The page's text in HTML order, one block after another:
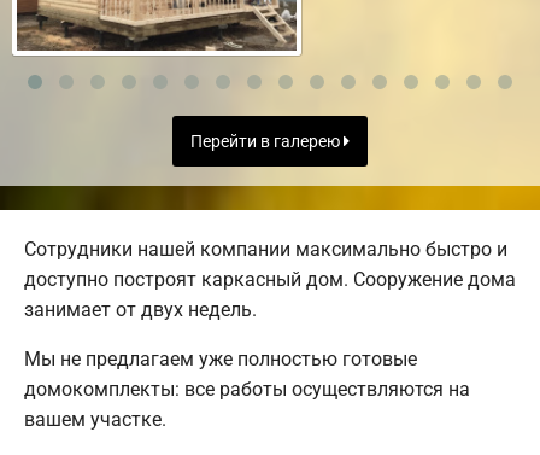
Перейти в галерею
Сотрудники нашей компании максимально быстро и
доступно построят каркасный дом. Сооружение дома
занимает от двух недель.
Мы не предлагаем уже полностью готовые
домокомплекты: все работы осуществляются на
вашем участке.